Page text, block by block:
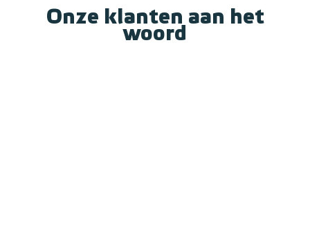
Onze klanten aan het
woord